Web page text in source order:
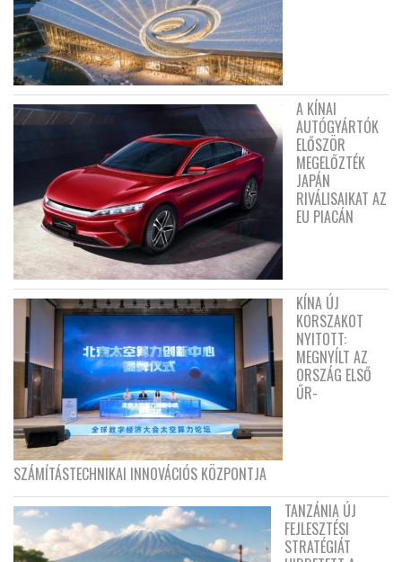
A KÍNAI
AUTÓGYÁRTÓK
ELŐSZÖR
MEGELŐZTÉK
JAPÁN
RIVÁLISAIKAT AZ
EU PIACÁN
KÍNA ÚJ
KORSZAKOT
NYITOTT:
MEGNYÍLT AZ
ORSZÁG ELSŐ
ŰR-
SZÁMÍTÁSTECHNIKAI INNOVÁCIÓS KÖZPONTJA
TANZÁNIA ÚJ
FEJLESZTÉSI
STRATÉGIÁT